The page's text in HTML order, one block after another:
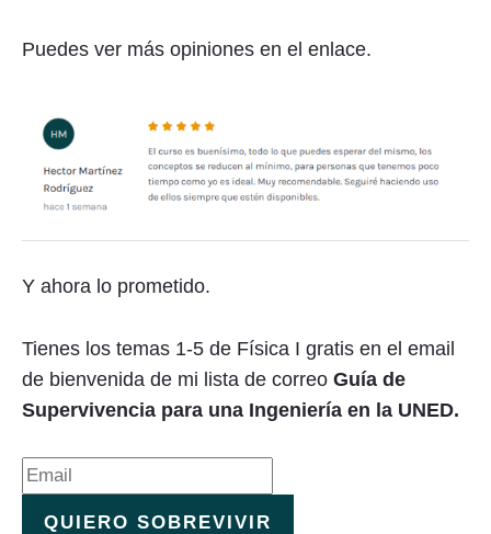
Puedes ver más opiniones en el enlace.
Y ahora lo prometido.
Tienes los temas 1-5 de Física I gratis en el email
de bienvenida de mi lista de correo Guía de
Supervivencia para una Ingeniería en la UNED.
QUIERO SOBREVIVIR